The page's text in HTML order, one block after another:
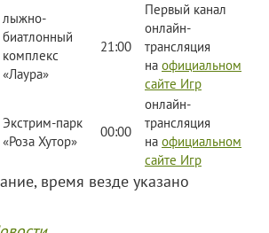
лыжно-
биатлонный
комплекс
«Лаура»
21:00
Первый канал
онлайн-
трансляция
на официальном
сайте Игр
Экстрим-парк
«Роза Хутор»
00:00
онлайн-
трансляция
на официальном
сайте Игр
время везде указано